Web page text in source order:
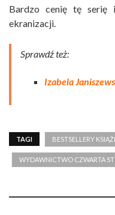
Bardzo cenię tę
ekranizacji.
Sprawdź też:
Izabela
TAGI BESTSELLERY
WYDAWNICTWO CZWARTA